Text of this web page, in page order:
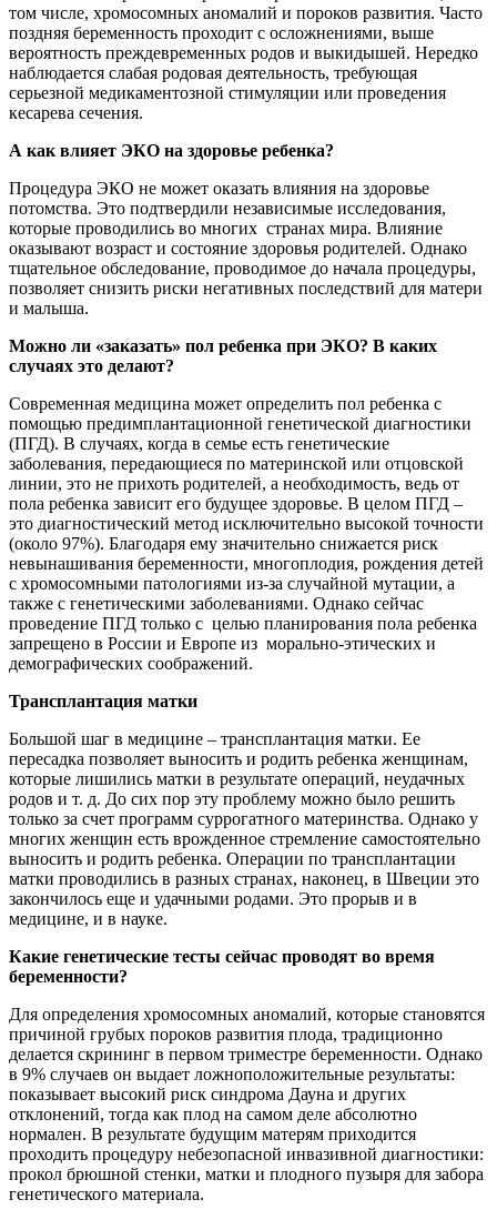
том числе, хромосомных аномалий и пороков развития. Часто
поздняя беременность проходит с осложнениями, выше
вероятность преждевременных родов и выкидышей. Нередко
наблюдается слабая родовая деятельность, требующая
серьезной медикаментозной стимуляции или проведения
кесарева сечения.
А как влияет ЭКО на здоровье ребенка?
Процедура ЭКО не может оказать влияния на здоровье
потомства. Это подтвердили независимые исследования,
которые проводились во многих странах мира. Влияние
оказывают возраст и состояние здоровья родителей. Однако
тщательное обследование, проводимое до начала процедуры,
позволяет снизить риски негативных последствий для матери
и малыша.
Можно ли «заказать» пол ребенка при ЭКО? В каких
случаях это делают?
Современная медицина может определить пол ребенка с
помощью предимплантационной генетической диагностики
(ПГД). В случаях, когда в семье есть генетические
заболевания, передающиеся по материнской или отцовской
линии, это не прихоть родителей, а необходимость, ведь от
пола ребенка зависит его будущее здоровье. В целом ПГД –
это диагностический метод исключительно высокой точности
(около 97%). Благодаря ему значительно снижается риск
невынашивания беременности, многоплодия, рождения детей
с хромосомными патологиями из-за случайной мутации, а
также с генетическими заболеваниями. Однако сейчас
проведение ПГД только с целью планирования пола ребенка
запрещено в России и Европе из морально-этических и
демографических соображений.
Трансплантация матки
Большой шаг в медицине – трансплантация матки. Ее
пересадка позволяет выносить и родить ребенка женщинам,
которые лишились матки в результате операций, неудачных
родов и т. д. До сих пор эту проблему можно было решить
только за счет программ суррогатного материнства. Однако у
многих женщин есть врожденное стремление самостоятельно
выносить и родить ребенка. Операции по трансплантации
матки проводились в разных странах, наконец, в Швеции это
закончилось еще и удачными родами. Это прорыв и в
медицине, и в науке.
Какие генетические тесты сейчас проводят во время
беременности?
Для определения хромосомных аномалий, которые становятся
причиной грубых пороков развития плода, традиционно
делается скрининг в первом триместре беременности. Однако
в 9% случаев он выдает ложноположительные результаты:
показывает высокий риск синдрома Дауна и других
отклонений, тогда как плод на самом деле абсолютно
нормален. В результате будущим матерям приходится
проходить процедуру небезопасной инвазивной диагностики:
прокол брюшной стенки, матки и плодного пузыря для забора
генетического материала.